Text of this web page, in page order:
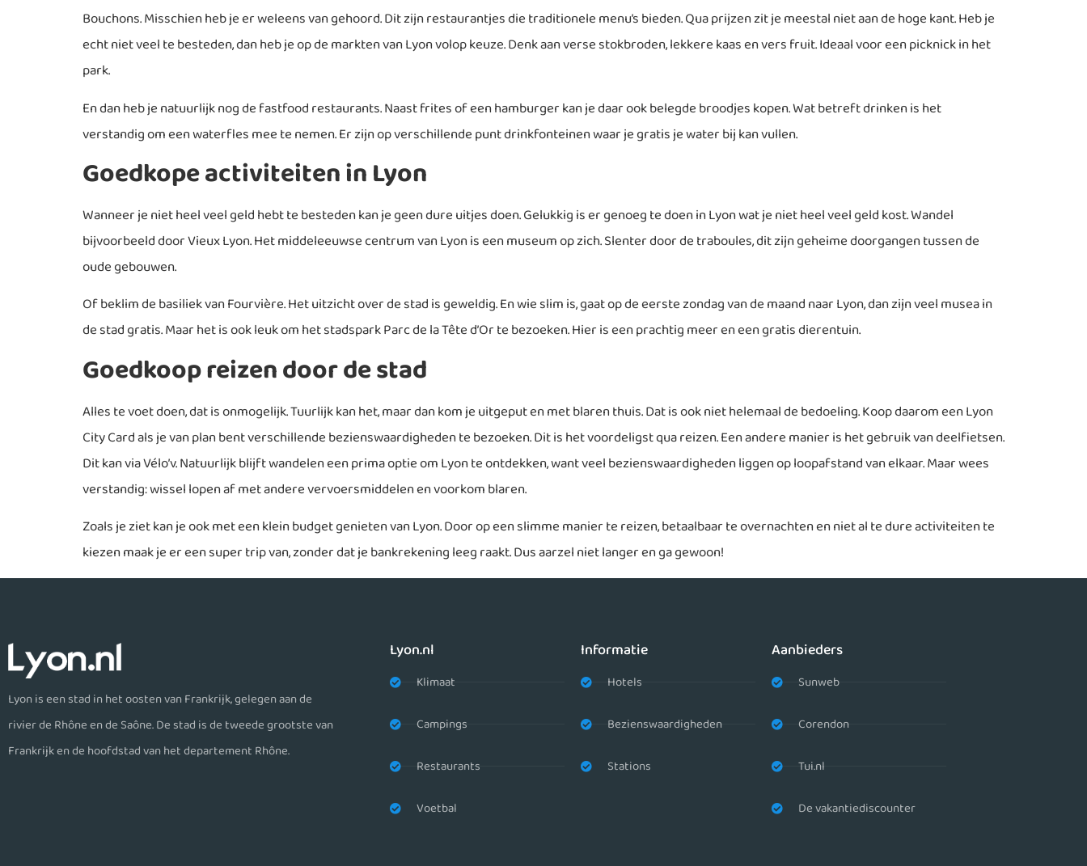
Bouchons. Misschien heb je er weleens van gehoord. Dit zijn restaurantjes die traditionele menu’s bieden. Qua prijzen zit je meestal niet aan de hoge kant. Heb je
echt niet veel te besteden, dan heb je op de markten van Lyon volop keuze. Denk aan verse stokbroden, lekkere kaas en vers fruit. Ideaal voor een picknick in het
park.
En dan heb je natuurlijk nog de fastfood restaurants. Naast frites of een hamburger kan je daar ook belegde broodjes kopen. Wat betreft drinken is het
verstandig om een waterfles mee te nemen. Er zijn op verschillende punt drinkfonteinen waar je gratis je water bij kan vullen.
Goedkope activiteiten in Lyon
Wanneer je niet heel veel geld hebt te besteden kan je geen dure uitjes doen. Gelukkig is er genoeg te doen in Lyon wat je niet heel veel geld kost. Wandel
bijvoorbeeld door Vieux Lyon. Het middeleeuwse centrum van Lyon is een museum op zich. Slenter door de traboules, dit zijn geheime doorgangen tussen de
oude gebouwen.
Of beklim de basiliek van Fourvière. Het uitzicht over de stad is geweldig. En wie slim is, gaat op de eerste zondag van de maand naar Lyon, dan zijn veel musea in
de stad gratis. Maar het is ook leuk om het stadspark Parc de la Tête d’Or te bezoeken. Hier is een prachtig meer en een gratis dierentuin.
Goedkoop reizen door de stad
Alles te voet doen, dat is onmogelijk. Tuurlijk kan het, maar dan kom je uitgeput en met blaren thuis. Dat is ook niet helemaal de bedoeling. Koop daarom een Lyon
City Card als je van plan bent verschillende bezienswaardigheden te bezoeken. Dit is het voordeligst qua reizen. Een andere manier is het gebruik van deelfietsen.
Dit kan via Vélo’v. Natuurlijk blijft wandelen een prima optie om Lyon te ontdekken, want veel bezienswaardigheden liggen op loopafstand van elkaar. Maar wees
verstandig: wissel lopen af met andere vervoersmiddelen en voorkom blaren.
Zoals je ziet kan je ook met een klein budget genieten van Lyon. Door op een slimme manier te reizen, betaalbaar te overnachten en niet al te dure activiteiten te
kiezen maak je er een super trip van, zonder dat je bankrekening leeg raakt. Dus aarzel niet langer en ga gewoon!
Lyon is een stad in het oosten van Frankrijk, gelegen aan de
rivier de Rhône en de Saône. De stad is de tweede grootste van
Frankrijk en de hoofdstad van het departement Rhône.
Lyon.nl
Klimaat
Campings
Restaurants
Voetbal
Informatie
Hotels
Bezienswaardigheden
Stations
Aanbieders
Sunweb
Corendon
Tui.nl
De vakantiediscounter